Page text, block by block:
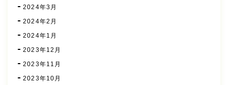
2024年3月
2024年2月
2024年1月
2023年12月
2023年11月
2023年10月